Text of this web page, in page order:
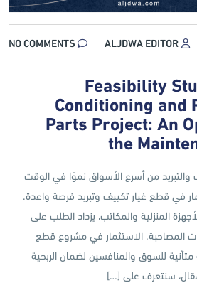
ALJDWA EDITOR
NO COMMENTS
Feasibility
Conditioning and
Parts Project: An
the
والتبريد من أسرع الأسواق نموًا في الوقت
في قطع غيار تكييف وتبريد فرصة واعدة.
المنزلية والمكاتب، يزداد الطلب على
المصاحبة. الاستثمار في مشروع قطع
للسوق والمنافسين لضمان الربحية
سنتعرف على […]